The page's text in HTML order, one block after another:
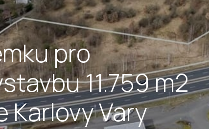
pro
11.759 m2
Karlovy Vary